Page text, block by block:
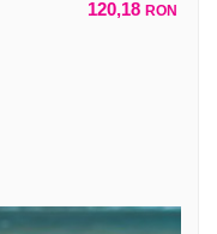
120,18 RON